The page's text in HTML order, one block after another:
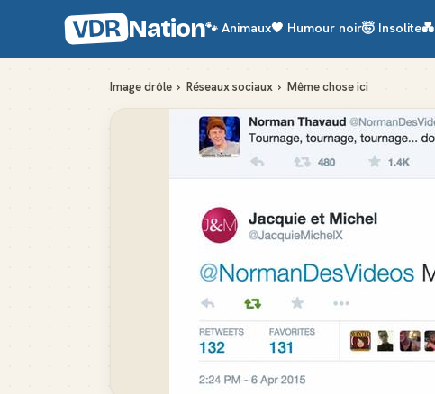
VDR Nation🐾 Animaux🖤 Humour noir🤯 Insolite💑
Image drôle › Réseaux sociaux › Même chose ici